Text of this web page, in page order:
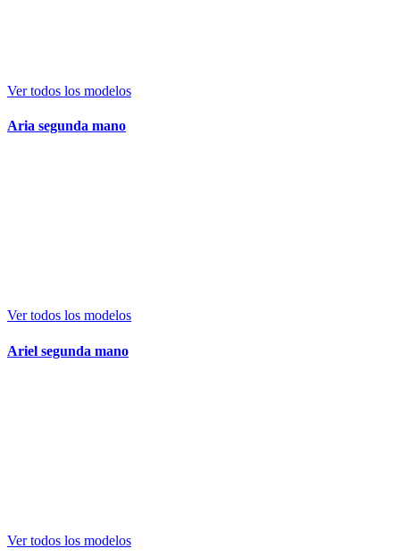
Ver todos los modelos
Aria segunda mano
Ver todos los modelos
Ariel segunda mano
Ver todos los modelos